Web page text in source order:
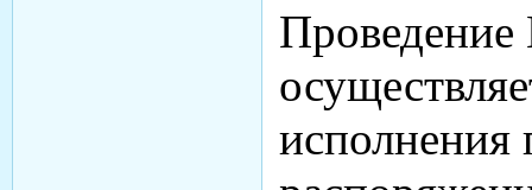
Проведение
исполнения